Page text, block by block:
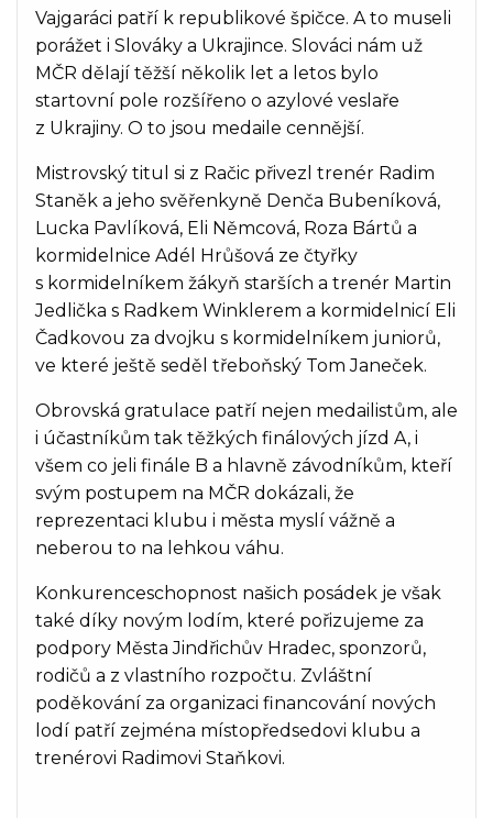
Vajgaráci patří k republikové špičce. A to museli
porážet i Slováky a Ukrajince. Slováci nám už
MČR dělají těžší několik let a letos bylo
startovní pole rozšířeno o azylové veslaře
z Ukrajiny. O to jsou medaile cennější.
Mistrovský titul si z Račic přivezl trenér Radim
Staněk a jeho svěřenkyně Denča Bubeníková,
Lucka Pavlíková, Eli Němcová, Roza Bártů a
kormidelnice Adél Hrůšová ze čtyřky
s kormidelníkem žákyň starších a trenér Martin
Jedlička s Radkem Winklerem a kormidelnicí Eli
Čadkovou za dvojku s kormidelníkem juniorů,
ve které ještě seděl třeboňský Tom Janeček.
Obrovská gratulace patří nejen medailistům, ale
i účastníkům tak těžkých finálových jízd A, i
všem co jeli finále B a hlavně závodníkům, kteří
svým postupem na MČR dokázali, že
reprezentaci klubu i města myslí vážně a
neberou to na lehkou váhu.
Konkurenceschopnost našich posádek je však
také díky novým lodím, které pořizujeme za
podpory Města Jindřichův Hradec, sponzorů,
rodičů a z vlastního rozpočtu. Zvláštní
poděkování za organizaci financování nových
lodí patří zejména místopředsedovi klubu a
trenérovi Radimovi Staňkovi.